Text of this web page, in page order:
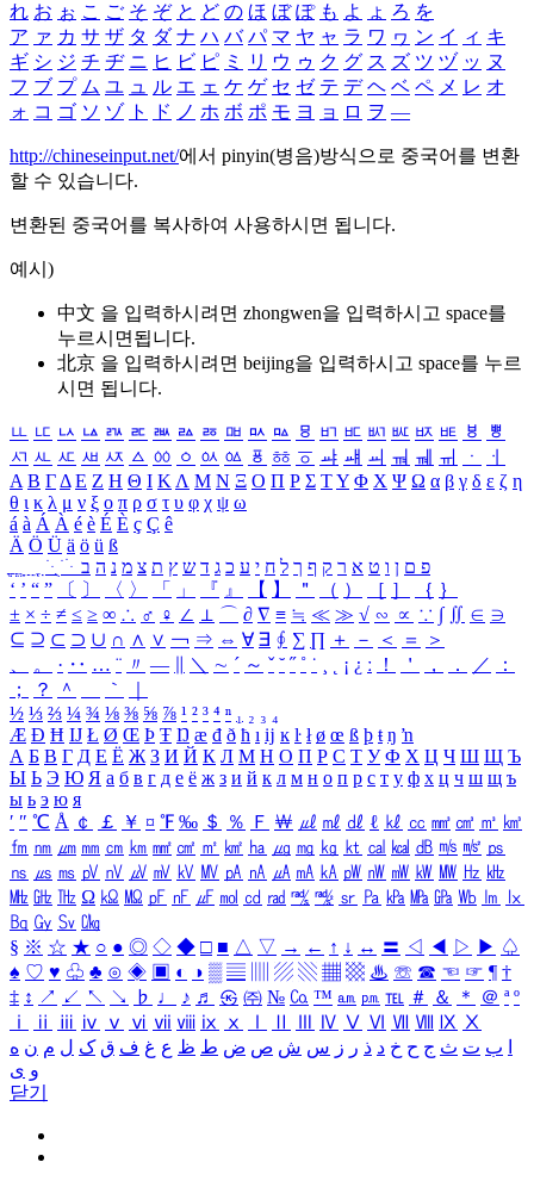
れ お ぉ こ ご そ ぞ と ど の ほ ぼ ぽ も よ ょ ろ を
ア ァ カ サ ザ タ ダ ナ ハ バ パ マ ヤ ャ ラ ワ ヮ ン イ ィ キ
ギ シ ジ チ ヂ ニ ヒ ビ ピ ミ リ ウ ゥ ク グ ス ズ ツ ヅ ッ ヌ
フ ブ プ ム ユ ュ ル エ ェ ケ ゲ セ ゼ テ デ ヘ ベ ペ メ レ オ
ォ コ ゴ ソ ゾ ト ド ノ ホ ボ ポ モ ヨ ョ ロ ヲ ―
http://chineseinput.net/에서 pinyin(병음)방식으로 중국어를 변환
할 수 있습니다.
변환된 중국어를 복사하여 사용하시면 됩니다.
예시)
中文 을 입력하시려면 zhongwen을 입력하시고 space를
누르시면됩니다.
北京 을 입력하시려면 beijing을 입력하시고 space를 누르
시면 됩니다.
ㅥ ㅦ ㅧ ㅨ ㅩ ㅪ ㅫ ㅬ ㅭ ㅮ ㅯ ㅰ ㅱ ㅲ ㅳ ㅴ ㅵ ㅶ ㅷ ㅸ
ㅹ
ㅺ ㅻ ㅼ ㅽ ㅾ ㅿ ㆀ ㆁ ㆂ ㆃ ㆄ ㆅ ㆆ ㆇ ㆈ ㆉ ㆊ ㆋ ㆌ ㆍ
ㆎ
Α Β ΓΔ Ε Ζ Η Θ Ι ΚΛ Μ Ν Ξ Ο Π Ρ Σ ΤΥ Φ Χ Ψ Ω α β γ δ ε ζ η
θ ι κ λ μ ν ξ ο π ρ σ τ υ φ χ ψ ω
á à Á À é è É È ç Ç ê
Ä Ö Ü ä ö ü ß
ִֶֹ ֻּ ׁׂ פ ם ן ו ט א ר ק ף ך ל ח י ע כ ג ד ש ץ ת צ מ נ ה ב
‘ ’ “ ” 〔 〕 〈 〉 「 」 『 』 【 】 ＂ （ ） ［ ］ ｛ ｝
± × ÷ ≠ ≤ ≥ ∞ ∴ ♂ ♀ ∠ ⊥ ⌒ ∂ ∇ ≡ ≒ ≪ ≫ √ ∽ ∝ ∵ ∫ ∬ ∈ ∋
⊆ ⊇ ⊂ ⊃ ∪ ∩ ∧ ∨ ￢ ⇒ ⇔ ∀ ∃ ∮ ∑ ∏ ＋ － ＜ ＝
＞
、
。 · ‥ … ¨ 〃 ― ＼ ∼ ´ ～ ˇ ˘ ˝ ˚ ˙ ¸ ¡ ¿ ː ！ ＇ ， ． ／
：
；
？ ＾ ｀
½ ⅓ ⅔ ¼ ¾ ⅛ ⅜ ⅝ ⅞ ¹ ² ³ ⁴ ⁿ ₁ ₂ ₃ ₄
Æ Ð Ħ Ĳ Ł Ø Œ Þ Ŧ Ŋ æ đ ð ħ ı ĳ ĸ ŀ ł ø œ ß þ ŧ ŋ ŉ
А Б В Г Д Е Ё Ж З И Й К Л М Н О П Р С Т У Ф Х Ц Ч Ш Щ Ъ
Ы Ь Э Ю Я а б в г д е ё ж з и й к л м н о п р с т у ф х ц ч ш щ ъ
ы ь э ю я
′ ″ ℃ Å ￠ ￡ ￥ ¤ ℉ ‰ ＄ ％ Ｆ ￦ ㎕ ㎖ ㎗ ℓ ㎘ ㏄ ㎣ ㎤ ㎥ ㎦
㎙ ㎚ ㎛ ㎜ ㎝ ㎞ ㎟ ㎠ ㎡ ㎢ ㏊ ㎍ ㎎ ㎏ ㏏ ㎈ ㎉ ㏈ ㎧ ㎨ ㎰
㎱ ㎲ ㎳ ㎴ ㎵ ㎶ ㎷ ㎸ ㎹ ㎀ ㎁ ㎂ ㎃ ㎄ ㎺ ㎻ ㎽ ㎾ ㎿ ㎐ ㎑
㎒ ㎓ ㎔ Ω ㏀ ㏁ ㎊ ㎋ ㎌ ㏖ ㏅ ㎭ ㎮ ㎯ ㏛ ㎩ ㎪ ㎫ ㎬ ㏝ ㏐
㏓
㏃ ㏉ ㏜ ㏆
§ ※ ☆ ★ ○ ● ◎ ◇ ◆ □ ■ △ ▽ → ← ↑ ↓ ↔ 〓 ◁ ◀ ▷ ▶ ♤
♠ ♡ ♥ ♧ ♣ ⊙ ◈ ▣ ◐ ◑ ▒ ▤ ▨ ▧ ▦ ▩ ♨ ☏ ☎ ☜ ☞ ¶ †
‡ ↕ ↗ ↙ ↖ ↘ ♭ ♩ ♪ ♬ ㉿ ㈜ № ㏇ ™ ㏂ ㏘ ℡ ＃ ＆ ＊ ＠ ª º
ⅰ
ⅱ ⅲ ⅳ ⅴ ⅵ ⅶ ⅷ ⅸ ⅹ Ⅳ Ⅴ Ⅵ Ⅶ Ⅷ Ⅸ Ⅹ
ب ت ث ج ح خ د ذ ر ز س ش ص ض ط ظ ع غ ف ق ک ل م ن ه
و ی
닫기